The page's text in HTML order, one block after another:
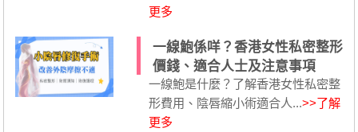
更多
一線鮑係咩？香港女性私密整形
價錢、適合人士及注意事項
一線鮑是什麼？了解香港女性私密整
形費用、陰唇縮小術適合人...>>了解
更多